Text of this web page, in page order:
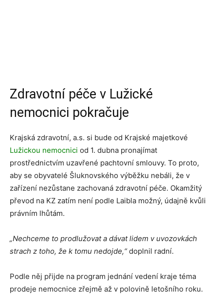
Zdravotní péče v Lužické
nemocnici pokračuje
Krajská zdravotní, a.s. si bude od Krajské majetkové
Lužickou nemocnici od 1. dubna pronajímat
prostřednictvím uzavřené pachtovní smlouvy. To proto,
aby se obyvatelé Šluknovského výběžku nebáli, že v
zařízení nezůstane zachovaná zdravotní péče. Okamžitý
převod na KZ zatím není podle Laibla možný, údajně kvůli
právním lhůtám.
„Nechceme to prodlužovat a dávat lidem v uvozovkách
strach z toho, že k tomu nedojde,“doplnil radní.
Podle něj přijde na program jednání vedení kraje téma
prodeje nemocnice zřejmě až v polovině letošního roku.